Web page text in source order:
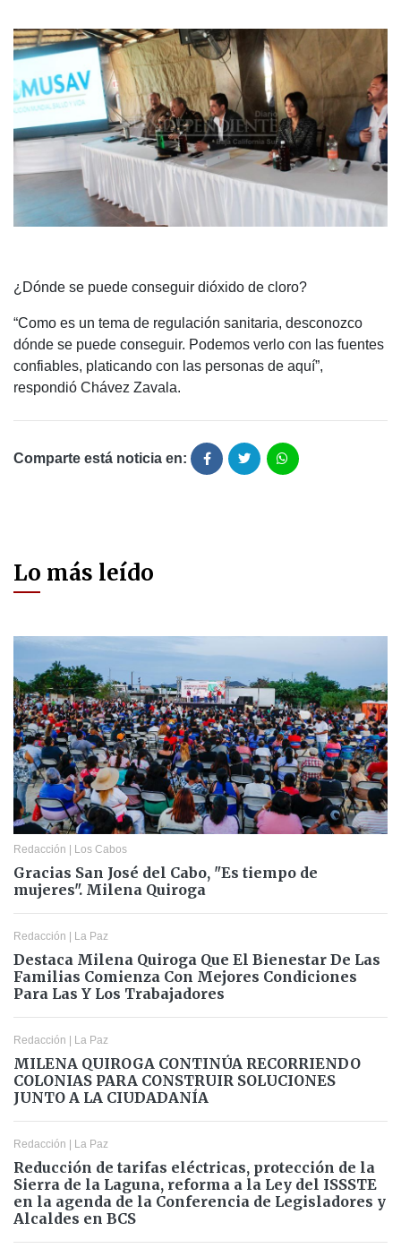
¿Dónde se puede conseguir dióxido de cloro?
“Como es un tema de regulación sanitaria, desconozco
dónde se puede conseguir. Podemos verlo con las fuentes
confiables, platicando con las personas de aquí”,
respondió Chávez Zavala.
Comparte está noticia en:
Lo más leído
Redacción Los Cabos
Gracias San José del Cabo, "Es tiempo de
mujeres". Milena Quiroga
Redacción La Paz
Destaca Milena Quiroga Que El Bienestar De Las
Familias Comienza Con Mejores Condiciones
Para Las Y Los Trabajadores
Redacción La Paz
MILENA QUIROGA CONTINÚA RECORRIENDO
COLONIAS PARA CONSTRUIR SOLUCIONES
JUNTO A LA CIUDADANÍA
Redacción La Paz
Reducción de tarifas eléctricas, protección de la
Sierra de la Laguna, reforma a la Ley del ISSSTE
en la agenda de la Conferencia de Legisladores y
Alcaldes en BCS